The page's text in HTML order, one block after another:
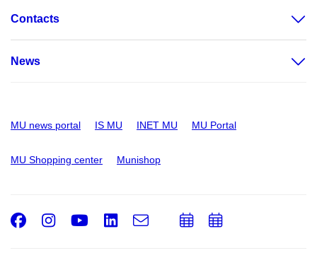
Contacts
News
MU news portal IS MU INET MU MU Portal
MU Shopping center Munishop
Facebook
Instagram
Youtube
LinkedIn
e-
AddAdd